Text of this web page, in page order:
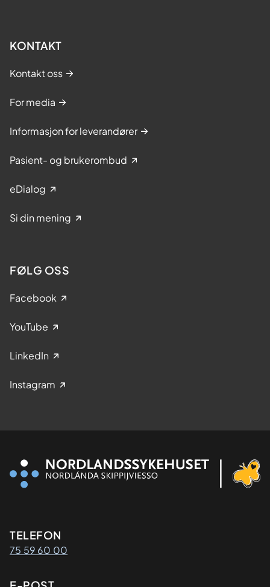
KONTAKT
Kontakt oss
For media
Informasjon for leverandører
Pasient- og brukerombud
eDialog
Si din mening
FØLG OSS
Facebook
YouTube
LinkedIn
Instagram
Kontaktinformasjon
TELEFON
75 59 60 00